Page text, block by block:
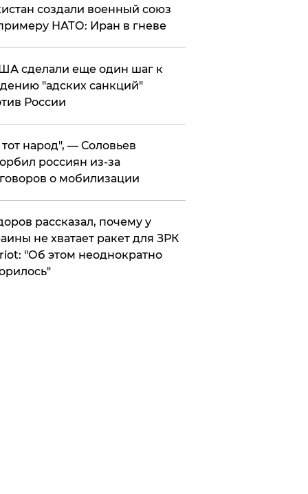
создали военный союз
НАТО: Иран в гневе
сделали еще один шаг к
"адских санкций"
России
народ", — Соловьев
россиян из-за
о мобилизации
рассказал, почему у
не хватает ракет для ЗРК
"Об этом неоднократно